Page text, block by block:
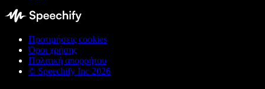
Προτιμήσεις cookies
Όροι χρήσης
Πολιτική απορρήτου
© Speechify Inc 2026